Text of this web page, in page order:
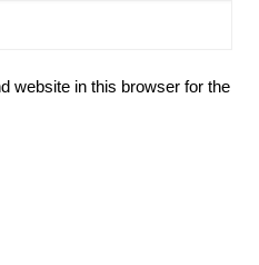
website in this browser for the